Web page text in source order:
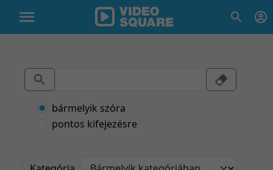
bármelyik szóra
pontos kifejezésre